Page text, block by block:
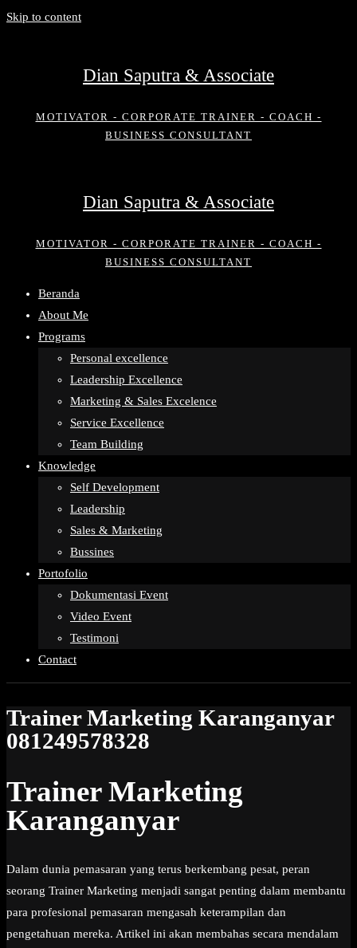
Skip to content
Dian Saputra & Associate
MOTIVATOR - CORPORATE TRAINER - COACH -
BUSINESS CONSULTANT
Dian Saputra & Associate
MOTIVATOR - CORPORATE TRAINER - COACH -
BUSINESS CONSULTANT
Beranda
About Me
Programs
Personal excellence
Leadership Excellence
Marketing & Sales Excelence
Service Excellence
Team Building
Knowledge
Self Development
Leadership
Sales & Marketing
Bussines
Portofolio
Dokumentasi Event
Video Event
Testimoni
Contact
Trainer Marketing Karanganyar
081249578328
Trainer Marketing
Karanganyar
Dalam dunia pemasaran yang terus berkembang pesat, peran
seorang Trainer Marketing menjadi sangat penting dalam membantu
para profesional pemasaran mengasah keterampilan dan
pengetahuan mereka. Artikel ini akan membahas secara mendalam